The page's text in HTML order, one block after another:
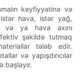
keyfiyyətinə və
istər hava, istər yağ,
və ya hava axını
şəkildə tutmaq
tələb edir.
və yapışdırıcılar
başlayır.